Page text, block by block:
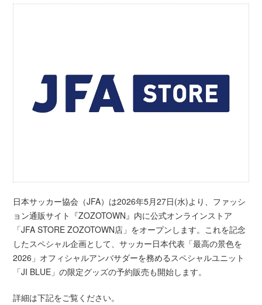
日本サッカー協会（JFA）は2026年5月27日(水)より、ファッシ
ョン通販サイト『ZOZOTOWN』内に公式オンラインストア
「JFA STORE ZOZOTOWN店」をオープンします。これを記念
したスペシャル企画として、サッカー日本代表「最高の景色を
2026」オフィシャルアンバサダーを務めるスペシャルユニット
「JI BLUE」の限定グッズの予約販売も開始します。
詳細は下記をご覧ください。